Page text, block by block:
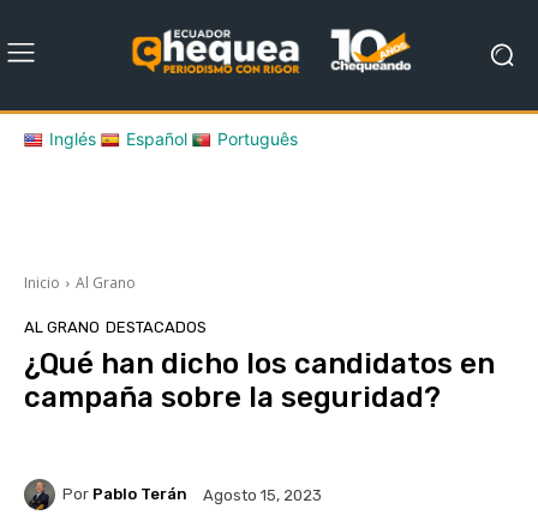
Inglés Español Português
Inicio Al Grano
AL GRANO DESTACADOS
¿Qué han dicho los candidatos en
campaña sobre la seguridad?
Por Pablo Terán Agosto 15, 2023